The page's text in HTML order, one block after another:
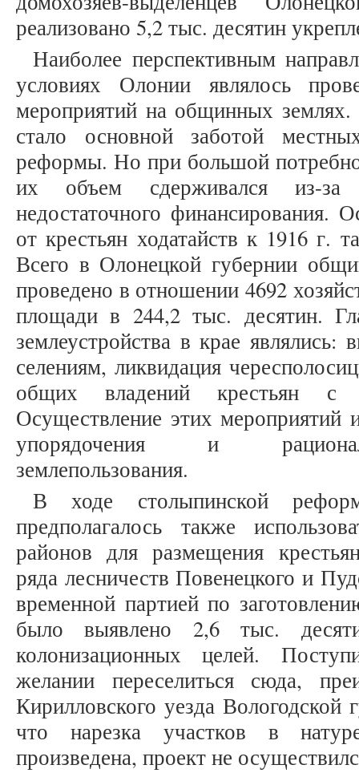
реализовано 5,2 тыс. десятин
Наиболее перспективным
условиях Олонии являлось
мероприятий на общинных
стало основной заботой
реформы. Но при большой
их объем сдерживался из-за
недостаточного финансирования.
от крестьян ходатайств к 1916 г.
Всего в Олонецкой губернии
проведено в отношении 4692
площади в 244,2 тыс. десятин.
землеустройства в крае являлись:
селениям, ликвидация
общих владений крестьян с
Осуществление этих мероприятий
упорядочения и
землепользования.
В ходе столыпинской
предполагалось также
районов для размещения
ряда лесничеств Повенецкого и
временной партией по
было выявлено 2,6 тыс.
колонизационных целей.
желании переселиться сюда,
Кирилловского уезда Вологодской
что нарезка участков в
произведена, проект не